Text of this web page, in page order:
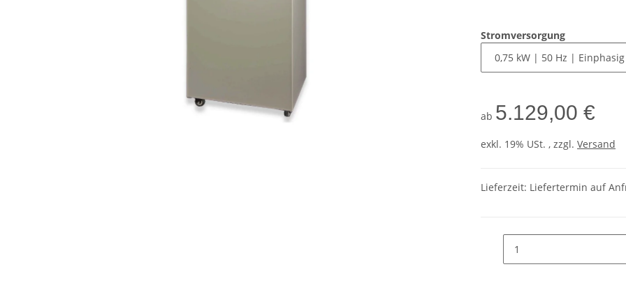
Stromversorgung
ab 5.129,00 €
exkl. 19% USt. , zzgl. Versand
Lieferzeit: Liefertermin auf